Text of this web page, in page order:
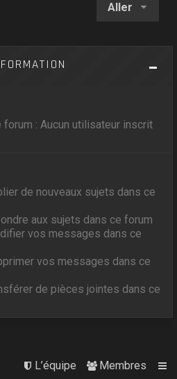
Aller
: Aucun utilisateur inscrit
de nouveaux sujets dans ce
aux sujets dans ce forum
vos messages dans ce
vos messages dans ce
de pièces jointes dans ce
Membres
L’équipe